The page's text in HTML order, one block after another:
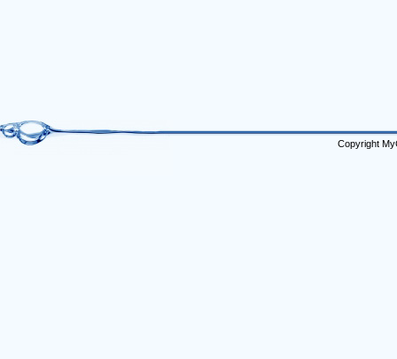
Copyright